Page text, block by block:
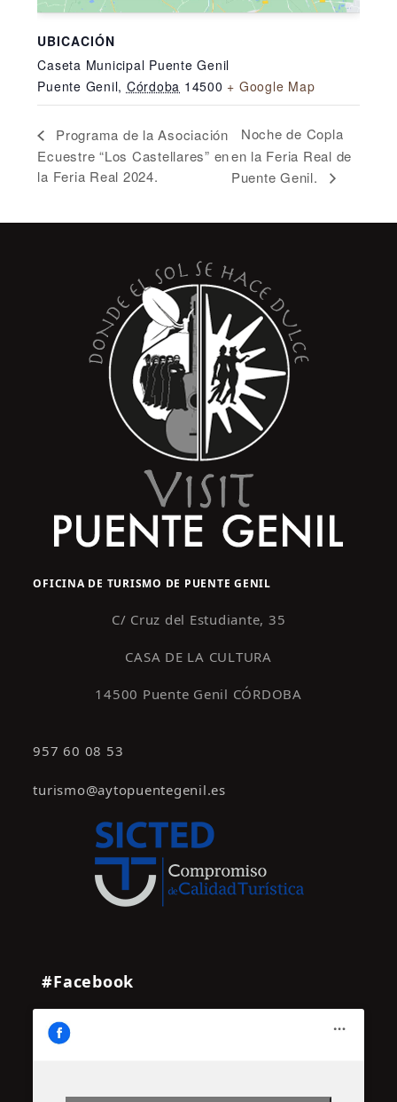
UBICACIÓN
Caseta Municipal Puente Genil
Puente Genil, Córdoba 14500 + Google Map
Programa de la Asociación
Ecuestre “Los Castellares” en
la Feria Real 2024.
Noche de Copla
en la Feria Real de
Puente Genil.
OFICINA DE TURISMO DE PUENTE GENIL
C/ Cruz del Estudiante, 35
CASA DE LA CULTURA
14500 Puente Genil CÓRDOBA
957 60 08 53
turismo@aytopuentegenil.es
#Facebook